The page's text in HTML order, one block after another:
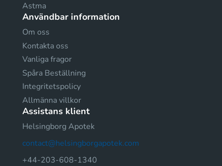
Astma
Användbar information
Om oss
Kontakta oss
Vanliga fragor
Spåra Beställning
Integritetspolicy
Allmänna villkor
Assistans klient
Helsingborg Apotek
contact@helsingborgapotek.com
+44-203-608-1340